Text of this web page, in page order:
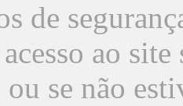
de
ao
ou se não